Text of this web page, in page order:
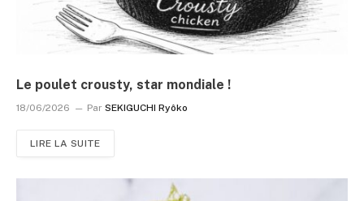
Le poulet crousty, star mondiale !
18/06/2026 Par SEKIGUCHI Ryôko
LIRE LA SUITE